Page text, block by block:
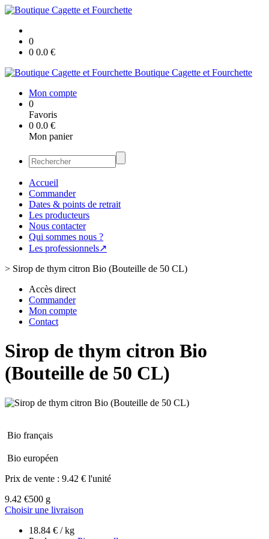
0
0 0.0 €
Boutique Cagette et Fourchette
Mon compte
0
Favoris
0 0.0 €
Mon panier
Accueil
Commander
Dates & points de retrait
Les producteurs
Nous contacter
Qui sommes nous ?
Les professionnels↗
> Sirop de thym citron Bio (Bouteille de 50 CL)
Accès direct
Commander
Mon compte
Contact
Sirop de thym citron Bio
(Bouteille de 50 CL)
Bio français
Bio européen
Prix de vente : 9.42 € l'unité
9.42 €500 g
Choisir une livraison
18.84 € / kg